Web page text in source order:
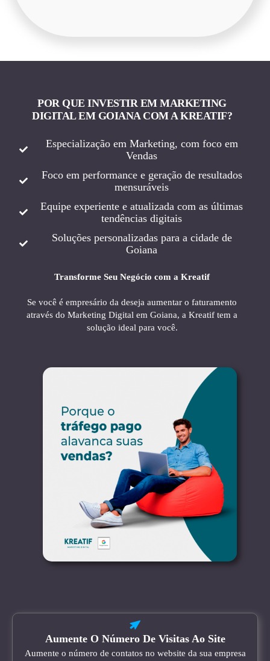
POR QUE INVESTIR EM MARKETING
DIGITAL EM GOIANA COM A KREATIF?
Especialização em Marketing, com foco em
Vendas
Foco em performance e geração de resultados
mensuráveis
Equipe experiente e atualizada com as últimas
tendências digitais
Soluções personalizadas para a cidade de
Goiana
Transforme Seu Negócio com a Kreatif
Se você é empresário da deseja aumentar o faturamento
através do Marketing Digital em Goiana, a Kreatif tem a
solução ideal para você.
Aumente O Número De Visitas Ao Site
Aumente o número de contatos no website da sua empresa